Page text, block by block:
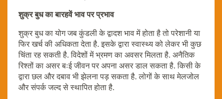
शुक्र बुध का बारहवें भाव पर प्रभाव
शुक्र बुध का योग जब कुंडली के द्वादश भाव में होता है तो परेशानी या
फिर खर्च की अधिकता देता है. इसके द्वारा स्वास्थ्य को लेकर भी कुछ
चिंता रह सकती है. विदेशों में भ्रमण का अवसर मिलता है. अनैतिक
रिश्तों का असर बःई जीवन पर अपना असर डाल सकता है. किसी के
द्वारा छल और दबाव भी झेलना पड़ सकता है. लोगों के साथ मेलजोल
और संपर्क जल्द से स्थापित होता है.